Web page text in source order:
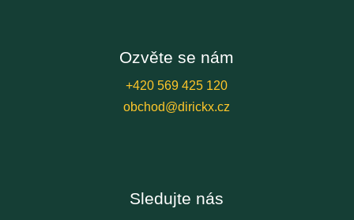
Ozvěte se nám
+420 569 425 120
obchod@dirickx.cz
Sledujte nás